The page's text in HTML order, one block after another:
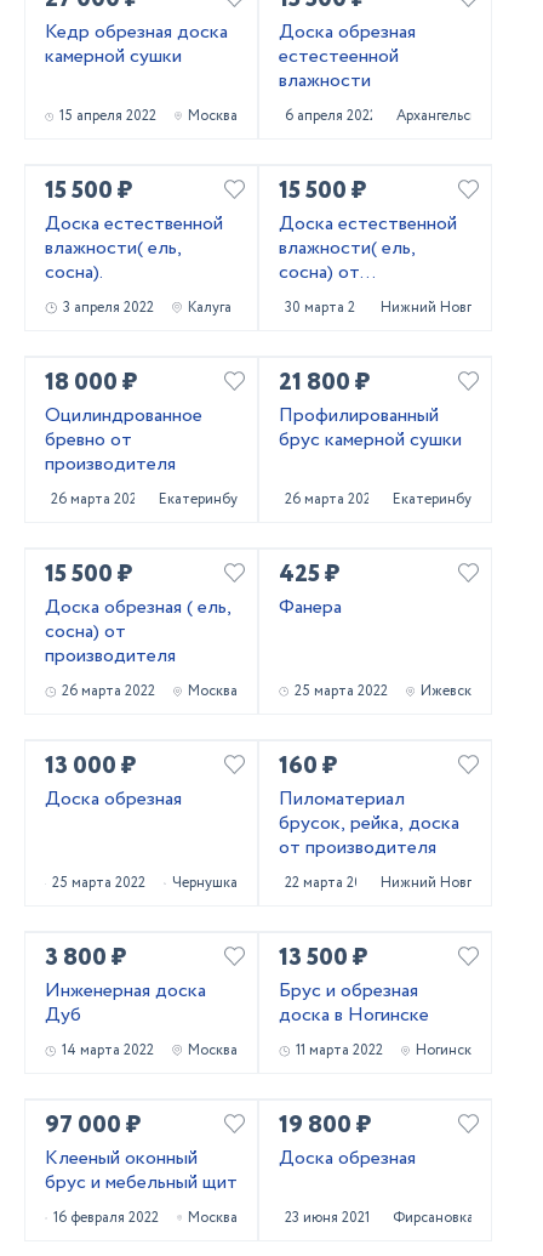
Кедр обрезная доска
камерной сушки
15 апреля 2022 Москва
Доска обрезная
естестеенной
влажности
6 апреля 2022 Архангельск
15 500 ₽
Доска естественной
влажности( ель,
сосна).
3 апреля 2022 Калуга
15 500 ₽
Доска естественной
влажности( ель,
сосна) от
производителя
30 марта 2022 Нижний Новгород
18 000 ₽
Оцилиндрованное
бревно от
производителя
26 марта 2022 Екатеринбург
21 800 ₽
Профилированный
брус камерной сушки
26 марта 2022 Екатеринбург
15 500 ₽
Доска обрезная ( ель,
сосна) от
производителя
26 марта 2022 Москва
425 ₽
Фанера
25 марта 2022 Ижевск
13 000 ₽
Доска обрезная
25 марта 2022 Чернушка
160 ₽
Пиломатериал
брусок, рейка, доска
от производителя
22 марта 2022 Нижний Новгород
3 800 ₽
Инженерная доска
Дуб
14 марта 2022 Москва
13 500 ₽
Брус и обрезная
доска в Ногинске
11 марта 2022 Ногинск
97 000 ₽
Клееный оконный
брус и мебельный щит
16 февраля 2022 Москва
19 800 ₽
Доска обрезная
23 июня 2021 Фирсановка